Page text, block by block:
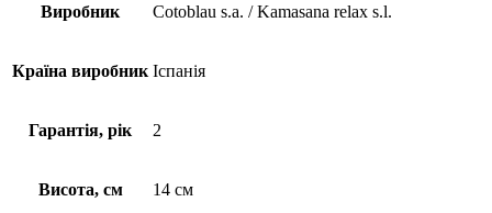
Виробник Cotoblau s.a. / Kamasana relax s.l.
Країна виробник Іспанія
Гарантія, рік 2
Висота, см 14 см